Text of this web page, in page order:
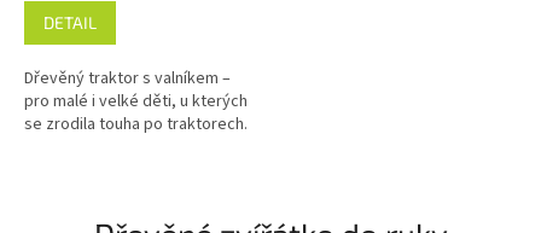
DETAIL
Dřevěný traktor s valníkem –
pro malé i velké děti, u kterých
se zrodila touha po traktorech.